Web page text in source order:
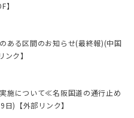
】
ある区間のお知らせ(最終報)(中国
ク】
施について≪名阪国道の通行止め
)【外部リンク】